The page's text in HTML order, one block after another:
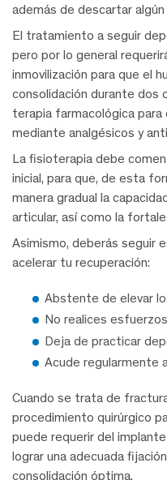
además de descartar
El tratamiento a seguir
pero por lo general
inmovilización para que el
consolidación durante dos
terapia farmacológica para
mediante analgésicos y
La fisioterapia debe
inicial, para que, de esta
manera gradual la
articular, así como la
Asimismo, deberás seguir
acelerar tu recuperación:
Abstente de elevar
No realices
Deja de practicar
Acude regularmente
Cuando se trata de
procedimiento quirúrgico
puede requerir del
lograr una adecuada
consolidación óptima.